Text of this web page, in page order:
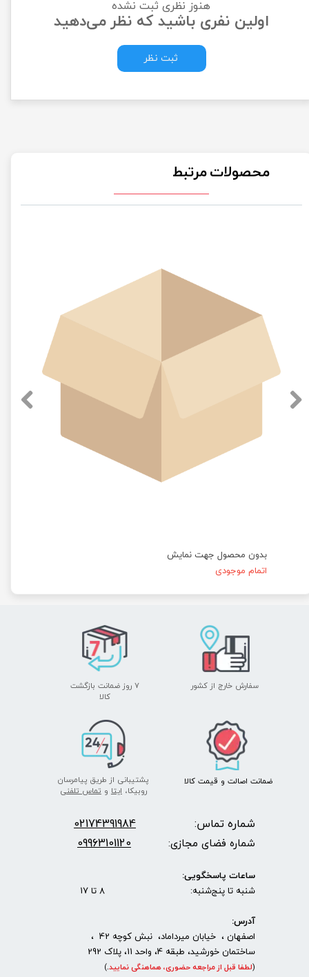
هنوز نظری ثبت نشده
اولین نفری باشید که نظر می‌دهید
ثبت نظر
محصولات مرتبط
بدون محصول جهت نمایش
اتمام موجودی
پشتیبانی از طریق پیامرسان
روبیکا،ایتا وتماس تلفنی
سفارش خارج از کشور
۷ روز ضمانت بازگشت
​​​​​​​کالا
ضمانت اصالت و قیمت​​​​​​​ کالا ​​​​​​​
شماره تماس: 02174391984
شماره فضای مجازی: 09963101120
ساعات پاسخگویی:
شنبه تا پنج‌شنبه: 8 تا 17
آدرس:
اصفهان ، خیابان میرداماد، نبش کوچه 42 ،
ساختمان خورشید، طبقه 4، واحد 11، پلاک 292
(لطفا قبل از مراجعه حضوری، هماهنگی نمایید.
)